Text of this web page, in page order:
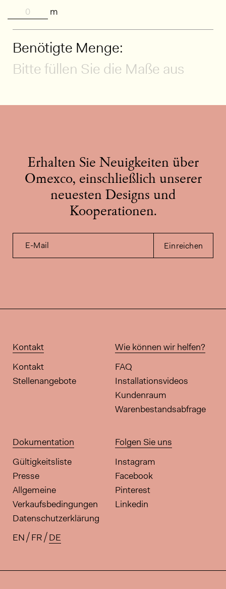
m
Benötigte Menge:
Bitte füllen Sie die Maße aus
Erhalten Sie Neuigkeiten über
Omexco, einschließlich unserer
neuesten Designs und
Kooperationen.
E-Mail Einreichen
Kontakt
Kontakt
Stellenangebote
Wie können wir helfen?
FAQ
Installationsvideos
Kundenraum
Warenbestandsabfrage
Dokumentation
Gültigkeitsliste
Presse
Allgemeine
Verkaufsbedingungen
Datenschutzerklärung
Folgen Sie uns
Instagram
Facebook
Pinterest
Linkedin
Verfügbare Übersetzungen für
EN FR DE